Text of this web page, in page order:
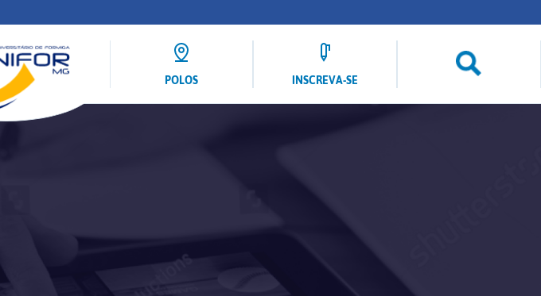
POLOS INSCREVA-SE